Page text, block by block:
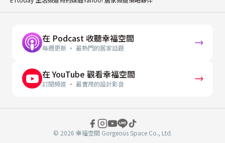
在 Podcast 收聽幸福空間
每週更新 · 最熱門的居家話題
在 YouTube 觀看幸福空間
訂閱頻道 · 最實用的設計影音
© 2026 幸福空間 Gorgeous Space Co., Ltd.